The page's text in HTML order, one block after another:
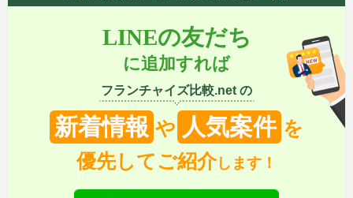
LINEの友だち
に追加すれば
フランチャイズ比較.net の
新着情報 や 人気案件 を
優先してご紹介します！